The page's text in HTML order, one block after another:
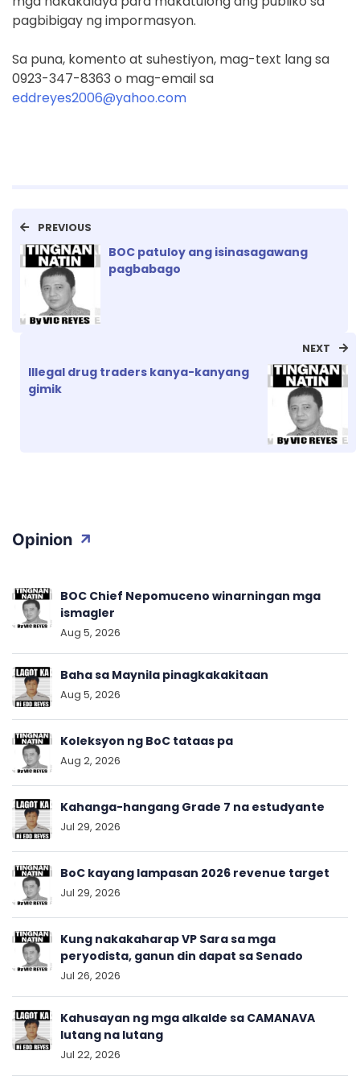
pagbibigay ng impormasyon.
Sa puna, komento at suhestiyon, mag-text lang sa
0923-347-8363 o mag-email sa
eddreyes2006@yahoo.com
PREVIOUS
BOC patuloy ang isinasagawang
pagbabago
NEXT
Illegal drug traders kanya-kanyang
gimik
Opinion
BOC Chief Nepomuceno winarningan mga
ismagler
Aug 5, 2026
Baha sa Maynila pinagkakakitaan
Aug 5, 2026
Koleksyon ng BoC tataas pa
Aug 2, 2026
Kahanga-hangang Grade 7 na estudyante
Jul 29, 2026
BoC kayang lampasan 2026 revenue target
Jul 29, 2026
Kung nakakaharap VP Sara sa mga
peryodista, ganun din dapat sa Senado
Jul 26, 2026
Kahusayan ng mga alkalde sa CAMANAVA
lutang na lutang
Jul 22, 2026